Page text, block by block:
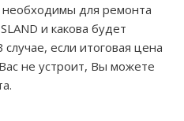
необходимы для ремонта
и какова будет
если итоговая цена
не устроит, Вы можете